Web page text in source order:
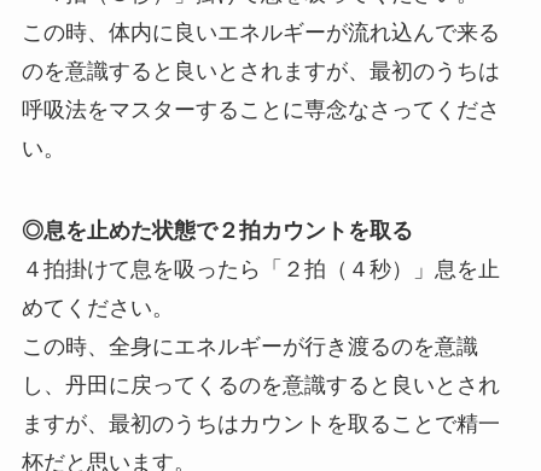
この時、体内に良いエネルギーが流れ込んで来る
のを意識すると良いとされますが、最初のうちは
呼吸法をマスターすることに専念なさってくださ
い。
◎息を止めた状態で２拍カウントを取る
４拍掛けて息を吸ったら「２拍（４秒）」息を止
めてください。
この時、全身にエネルギーが行き渡るのを意識
し、丹田に戻ってくるのを意識すると良いとされ
ますが、最初のうちはカウントを取ることで精一
杯だと思います。